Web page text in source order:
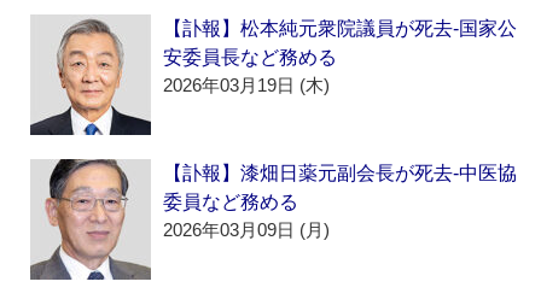
【訃報】松本純元衆院議員が死去‐国家公
安委員長など務める
2026年03月19日 (木)
【訃報】漆畑日薬元副会長が死去‐中医協
委員など務める
2026年03月09日 (月)